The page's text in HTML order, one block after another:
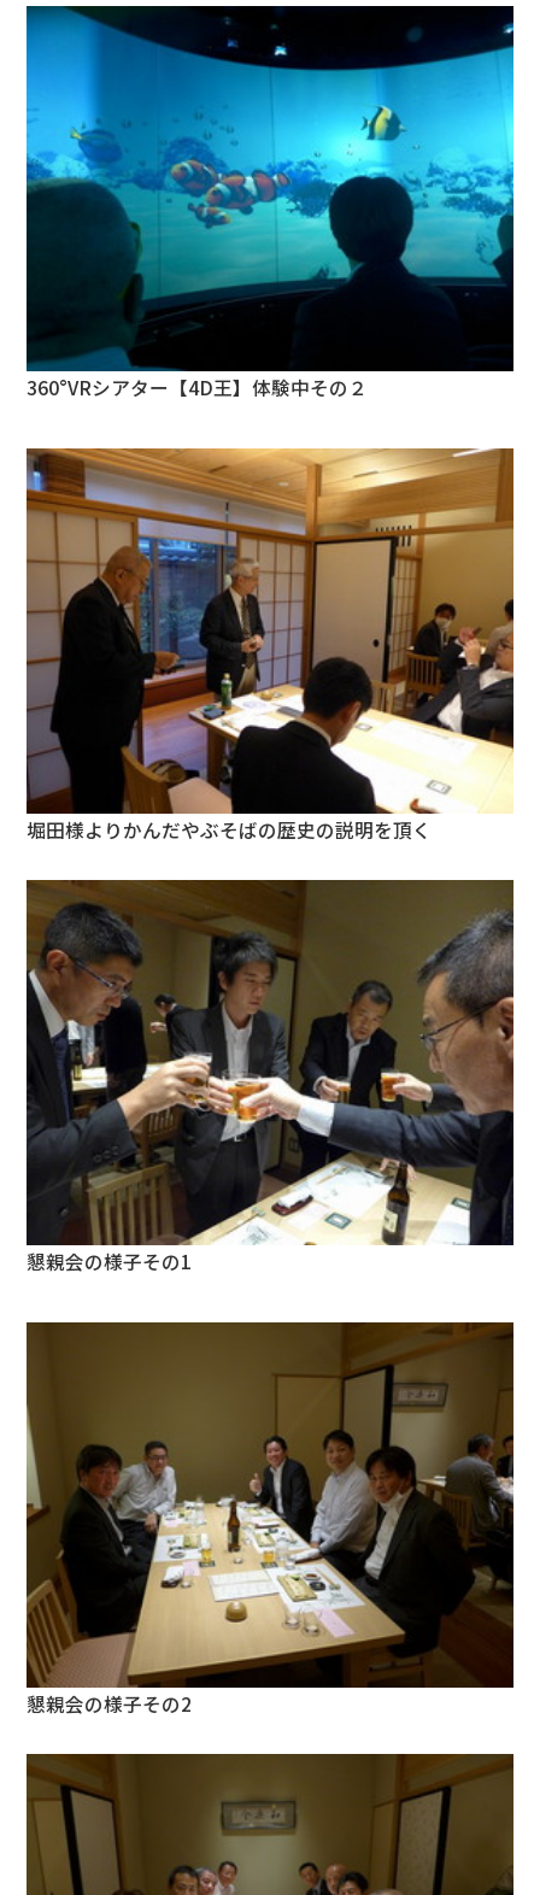
360°VRシアター【4D王】体験中その２
堀田様よりかんだやぶそばの歴史の説明を頂く
懇親会の様子その1
懇親会の様子その2